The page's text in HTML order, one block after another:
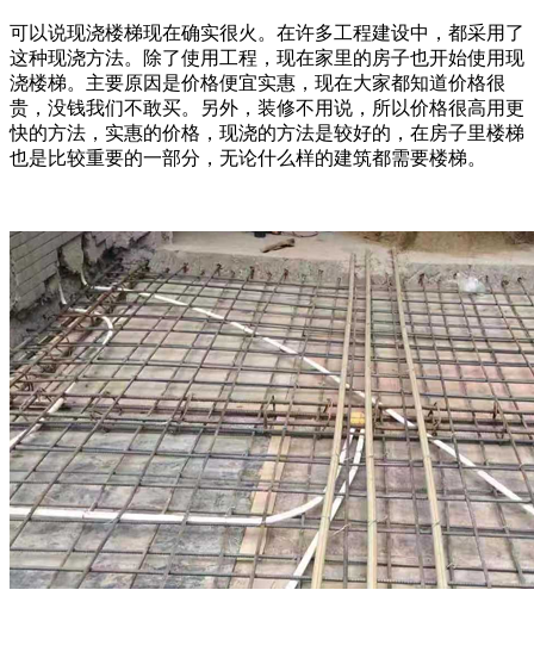
可以说现浇楼梯现在确实很火。在许多工程建设中，都采用了
这种现浇方法。除了使用工程，现在家里的房子也开始使用现
浇楼梯。主要原因是价格便宜实惠，现在大家都知道价格很
贵，没钱我们不敢买。另外，装修不用说，所以价格很高用更
快的方法，实惠的价格，现浇的方法是较好的，在房子里楼梯
也是比较重要的一部分，无论什么样的建筑都需要楼梯。